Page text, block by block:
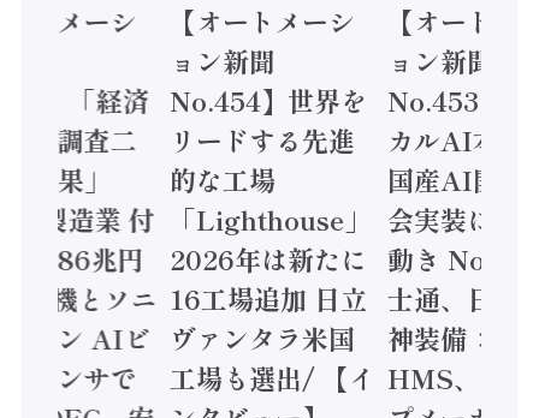
トメーシ
】「経済
態調査二
結果」
年製造業 付
額86兆円
電機とソニ
コン AIビ
センサで
【オートメーシ
ョン新聞
No.454】世界を
リードする先進
的な工場
「Lighthouse」
2026年は新たに
16工場追加 日立
ヴァンタラ米国
工場も選出/ 【イ
【オートメ
ョン新聞
No.453】フ
カルAI本格
国産AI開発
会実装に活
動き
士通、日立
神装備 ×
HMS、老舗